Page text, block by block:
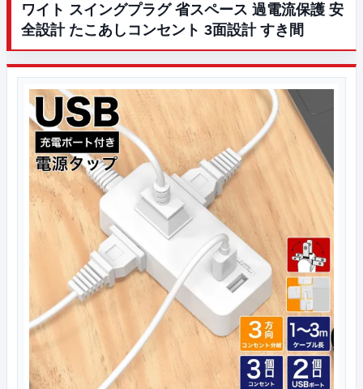
ワイト スイングプラグ 省スペース 過電流保護 安
全設計 たこあしコンセント 3面設計 すき間